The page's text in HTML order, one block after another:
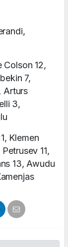
Colson 12,
7,
Arturs
3,
Klemen
11,
13, Awudu